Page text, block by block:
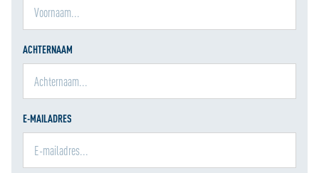
ACHTERNAAM
E-MAILADRES